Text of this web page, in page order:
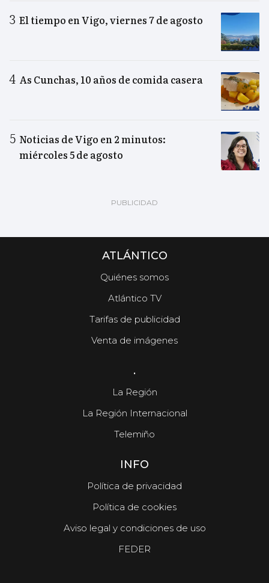
El tiempo en Vigo, viernes 7 de agosto
As Cunchas, 10 años de comida casera
Noticias de Vigo en 2 minutos:
miércoles 5 de agosto
ATLÁNTICO
Quiénes somos
Atlántico TV
Tarifas de publicidad
Venta de imágenes
.
La Región
La Región Internacional
Telemiño
INFO
Política de privacidad
Política de cookies
Aviso legal y condiciones de uso
FEDER